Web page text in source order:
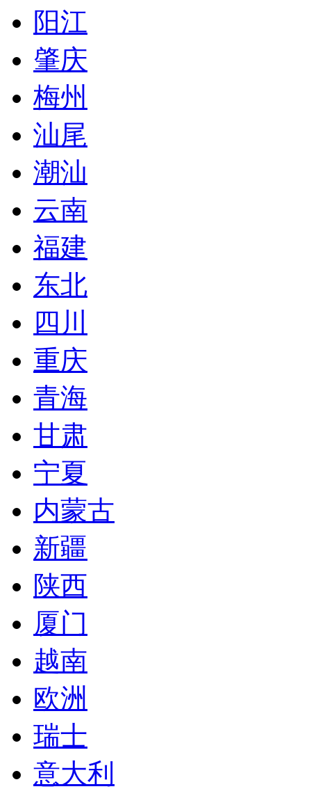
阳江
肇庆
梅州
汕尾
潮汕
云南
福建
东北
四川
重庆
青海
甘肃
宁夏
内蒙古
新疆
陕西
厦门
越南
欧洲
瑞士
意大利